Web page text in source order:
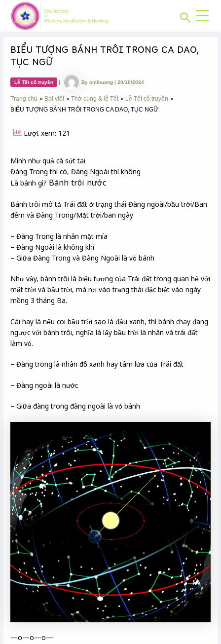
content
Search
BIỂU TƯỢNG BÁNH TRÔI TRONG CA DAO,
TỤC NGỮ
Lễ Tết cổ truyền | Byomihuong|20/10/2024
Trang chủ Bài viết Thờ cúng & lễ Tết
Lễ Tết cổ truyền
BIỂU TƯỢNG BÁNH TRÔI TRONG CA DAO, TỤC NGỮ
Lượt xem: 121
Mình như quả cà sứt tai
Đàng Trong thì có, Đàng Ngoài thì không
Là bánh gì? Bánh trôi nước
Bánh trôi mô tả Trái đất ở trạng thái Đàng ngoài/bầu trời/Ban
đêm và Đàng Trong/Mặt trời/ban ngày
– Đàng Trong là nhân mật mía
– Đàng Ngoài là không khí
– Giữa Đàng Trong và Đàng Ngoài là vỏ bánh
Như vậy, bánh trôi là biểu tượng của Trái đất trong quan hệ với
mặt trời và bầu trời, mà rơi vào trạng thái đặc biệt vào ngày
mồng 3 tháng Ba.
Cái hay là nếu coi bầu trời sao là đậu xanh, thì bánh chay đang
ngược với bánh trôi, nghĩa là lấy bầu trời là nhân và trái đất
làm vỏ.
– Đàng trong là nhân đỗ xanh hay tâm lửa của Trái đất
– Đàng ngoài là nước
– Giữa đàng trong đàng ngoài là vỏ bánh
—o—o—o—
Post
navigation
CHUYÊN
MỤC: